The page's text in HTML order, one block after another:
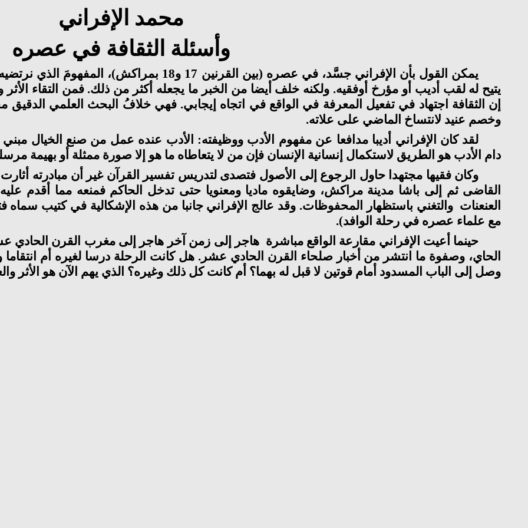
محمد الإفراني
وأسئلة الثقافة في عصره
يمكن القول بأن الإفراني جسَّد، في عصره (بين
يتيح له لقب أديب أو مؤرخ أوفقيه. ولكنه خلف أيضا من الخبر ما يجعله أكثر من ذلك. فمن التقاء
إن الثقافة اجتهاد في تفعيل المعرفة في الواقع في اتجاه إيجابي. فهي خلافُ البحث العلمي الدقيق
وخصم عنيد لانتساخ الماضي على علاته.
لقد كان الإفراني أديبا مدافعا عن مفهوم الأدب ووظيفته: الأدب عنده عمل من صنع الخيال
دام الأدب هو الطريق لاستكمال إنسانية الإنسان فإن من لا يتعاطاه ما هو إلا صورة ممثلة أو بهيمة
وكان فقيها مجتهدا حاول الرجوع إلى الأصول فتصدى لتدريس تفسير القرآن غير أن مبادرته
القاضى ثم إلى باشا مدينة مراكش، وضايقوه ماديا ومعنويا حتى تدخل الحاكم فمنعه مما أقدم
العنعنات والتغني باستظهار المحفوظات. وقد عالج الإفراني جانبا من هذه الإشكالية في كتيب
مع علماء عصره في رحلة الوافد).
حينما أعيت الإفراني مقارعة الواقع مباشرة هاجر إلى زمن آخر هاجر إلى مغرب القرن الحادي
الحاي، وصفوة ما انتشر من أخبار صلحاء القرن الحادي عشر. هل كانت الرحلة درسا لغيره أم انتقاما
وصل إلى الباب المسدود أمام قوتين لا قبل له بهما؟ أم كانت كل ذلك وغيره؟ الذي يهم الآن هو الأثر